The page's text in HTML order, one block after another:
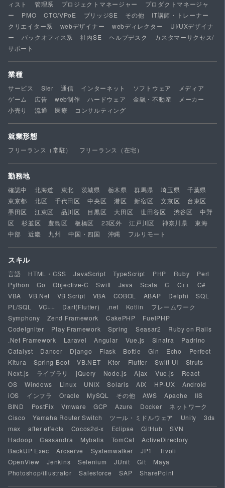
ィスト
管理系 プロジェクトマネージャー
プロダクトマネージャ
ー
PMO CTO/VPoE ブリッジSE その他
IT講師・トレーナー
クリエイター系
webデザイナー webディレクター
UI/UXデザイナ
ー
バックオフィス系 社内SE ヘルプデスク
カスタマーサクセス/
サポート
業種
サービス SIer 通信 インターネット ソフトウェア
メディア
ゲーム
広告 web制作 ハードウェア 金融・不動産
メーカー
小売り
流通 医療 コンサルティング
就業形態
フリーランス（常駐） フリーランス（在宅）
勤務地
確認中 北海道 東北 茨城県 栃木県 群馬県 埼玉県
千葉県
東京都
北区 千代田区 中央区 港区 新宿区 文京区
台東区
墨田区
江東区 品川区 目黒区 大田区 世田谷区 渋谷区
中野
区
杉並区 豊島区 板橋区 23区外 江戸川区 神奈川県
東海
中部
近畿 九州 中国・四国 沖縄 フルリモート
スキル
言語 HTML・CSS JavaScript TypeScript PHP Ruby
Perl
Python
Go Objective-C Swift Java Scala C C++
C#
VBA
VB.Net VB Script VBA COBOL ABAP Delphi
SQL
PL/SQL
VC++ Dart(Flutter) .net Kotlin
フレームワーク
Symphony
Zend Framework CakePHP
FuelPHP
CodeIgniter
Play Framework Spring Seasar2
Ruby on Rails
.Net Framework
Laravel Angular Vue.js Sinatra
Padrino
Catalyst
Dancer Django Flask Bottle Gin Echo
Perfect
Kitura
Spring Boot VB.NET Ktor Flutter Swift UI
Struts
Next.js
ライブラリ jQuery Node.js Ajax Vue.js
React
OS
Windows Linux UNIX Solaris AIX HP-UX
Android
iOS
インフラ Oracle MySQL その他 AWS Apache
IIS
BIND
PostFix Vmware GCP Azure Docker
ネットワーク
Cisco
Yamaha Router Switch ツール・ミドルウェア Unity
3ds
max
after effects Cocos2d-x Eclipse GitHub
SVN
Hadoop
Cassandra Mybatis TomCat
ActiveDirectory
BackUP Exec
Arcserve Systemwalker JP1
Tivoli
OpenView
Jenkins Selenium JUnit Git
Maya
Photoshop/illustrator
Salesforce SAP SharePoint